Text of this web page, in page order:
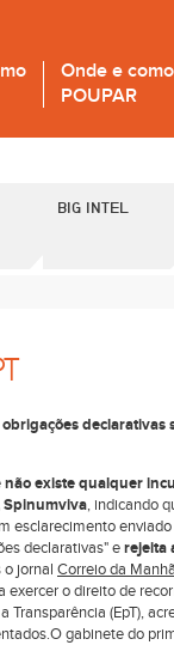
Onde e como
POUPAR
BIG INTEL
declarativas
não existe qualquer
Spinumviva, indicando
esclarecimento
declarativas" erejeita
o jornal Correio da
o direito de
(EpT),
gabinete do